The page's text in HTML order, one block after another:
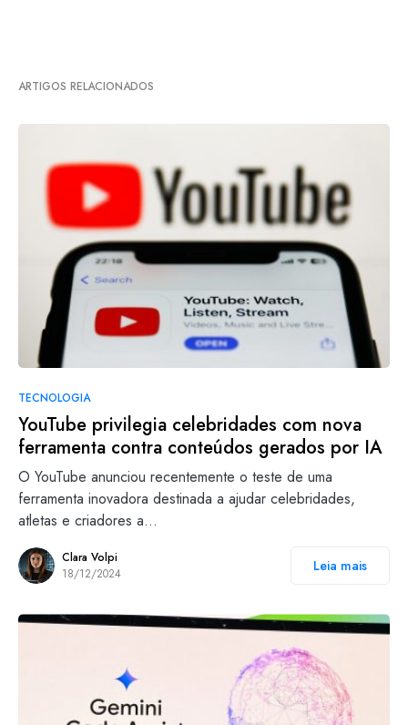
ARTIGOS RELACIONADOS
TECNOLOGIA
YouTube privilegia celebridades com nova
ferramenta contra conteúdos gerados por IA
O YouTube anunciou recentemente o teste de uma
ferramenta inovadora destinada a ajudar celebridades,
atletas e criadores a…
Clara Volpi
18/12/2024
Leia mais